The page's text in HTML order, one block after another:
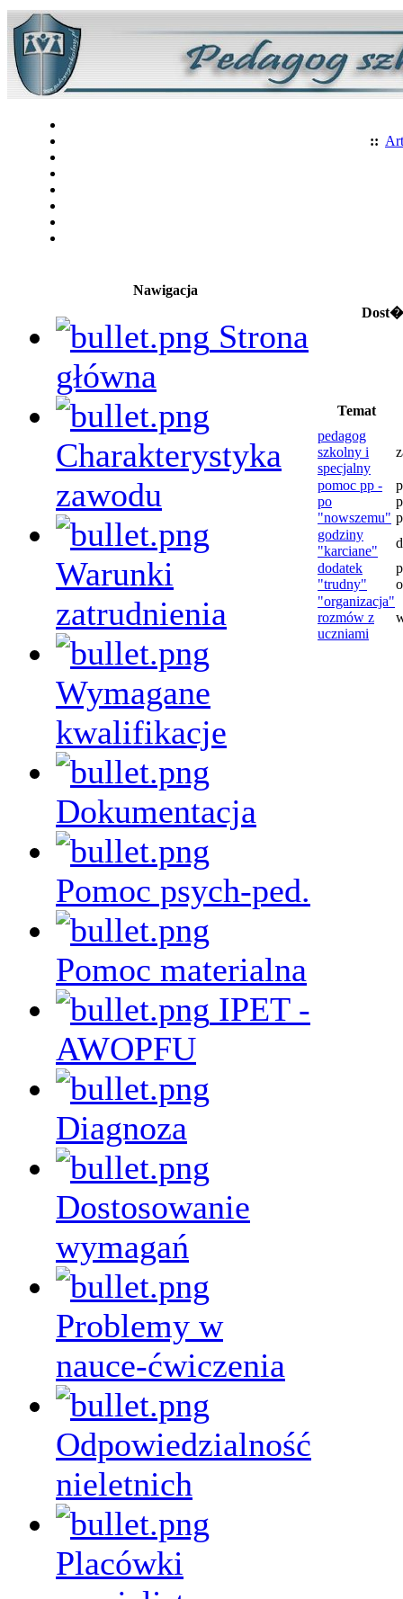
::
Nawigacja
Strona
główna
Charakterystyka
zawodu
Warunki
zatrudnienia
Wymagane
kwalifikacje
Dokumentacja
Pomoc psych-ped.
Pomoc materialna
IPET -
AWOPFU
Diagnoza
Dostosowanie
wymagań
Problemy w
nauce-ćwiczenia
Odpowiedzialność
nieletnich
Placówki
Temat
pedagog
szkolny i
specjalny
pomoc pp -
po
"nowszemu"
godziny
"karciane"
dodatek
"trudny"
"organizacja"
rozmów z
uczniami